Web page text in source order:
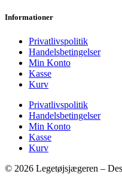
Informationer
Privatlivspolitik
Handelsbetingelser
Min Konto
Kasse
Kurv
Privatlivspolitik
Handelsbetingelser
Min Konto
Kasse
Kurv
© 2026 Legetøjsjægeren –